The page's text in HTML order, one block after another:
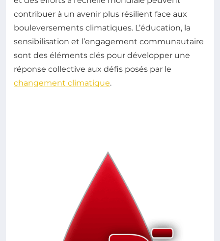
contribuer à un avenir plus résilient face aux
bouleversements climatiques. L’éducation, la
sensibilisation et l’engagement communautaire
sont des éléments clés pour développer une
réponse collective aux défis posés par le
changement climatique.